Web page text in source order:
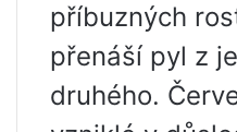
příbuzných
přenáší pyl z
druhého.